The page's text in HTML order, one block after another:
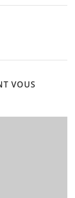
VOUS